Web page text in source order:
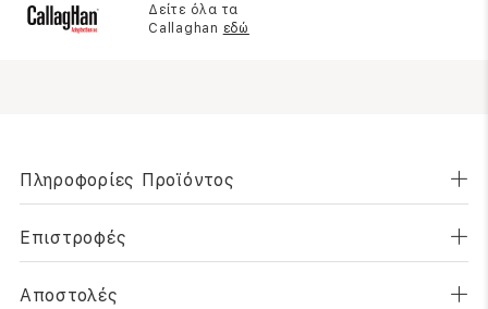
Δείτε όλα τα
Callaghan εδώ
Πληροφορίες Προϊόντος
Επιστροφές
Αποστολές